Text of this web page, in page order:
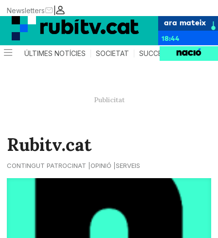
|
Newsletters
ara mateix
18:44
ÚLTIMES NOTÍCIES SOCIETAT SUCCESSOS
Rubitv.cat
CONTINGUT PATROCINAT OPINIÓ SERVEIS